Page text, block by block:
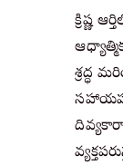
క్రిష్ణ
శ్రద్ధ